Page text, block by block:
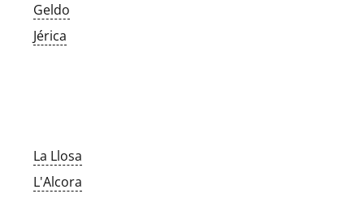
Geldo
Jérica
La Llosa
L'Alcora